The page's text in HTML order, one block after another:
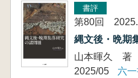
書評
第80回
縄文後・晩期
山本暉久 著
2025/05
六